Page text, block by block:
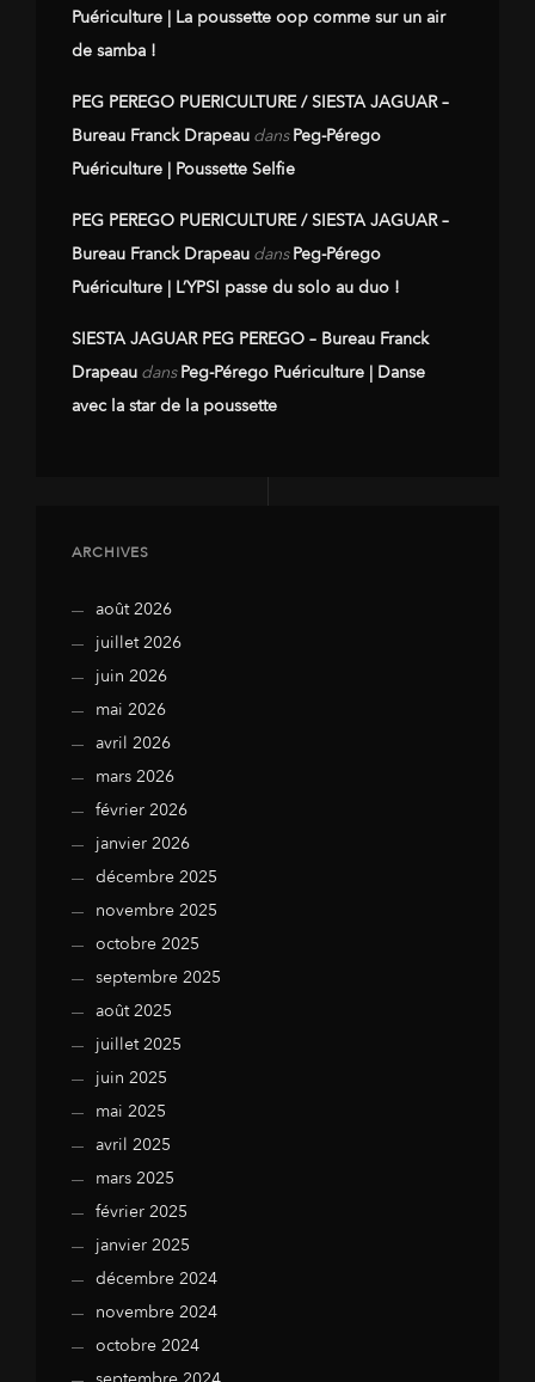
Puériculture | La poussette oop comme sur un air
de samba !
PEG PEREGO PUERICULTURE / SIESTA JAGUAR –
Bureau Franck Drapeau dansPeg-Pérego
Puériculture | Poussette Selfie
PEG PEREGO PUERICULTURE / SIESTA JAGUAR –
Bureau Franck Drapeau dansPeg-Pérego
Puériculture | L’YPSI passe du solo au duo !
SIESTA JAGUAR PEG PEREGO – Bureau Franck
Drapeau dansPeg-Pérego Puériculture | Danse
avec la star de la poussette
ARCHIVES
août 2026
juillet 2026
juin 2026
mai 2026
avril 2026
mars 2026
février 2026
janvier 2026
décembre 2025
novembre 2025
octobre 2025
septembre 2025
août 2025
juillet 2025
juin 2025
mai 2025
avril 2025
mars 2025
février 2025
janvier 2025
décembre 2024
novembre 2024
octobre 2024